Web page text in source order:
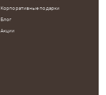
Корпоративные подарки
Блог
Акции